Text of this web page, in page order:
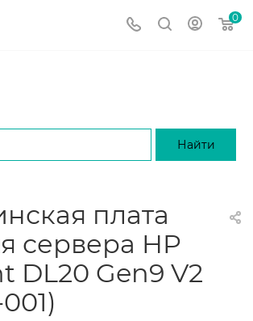
0
плата
сервера HP
DL20 Gen9 V2